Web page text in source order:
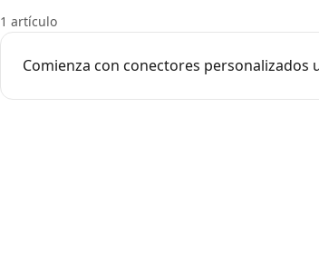
1 artículo
Comienza con conectores personalizados